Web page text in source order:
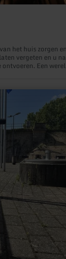
het huis zorgen
vergeten en u
Een